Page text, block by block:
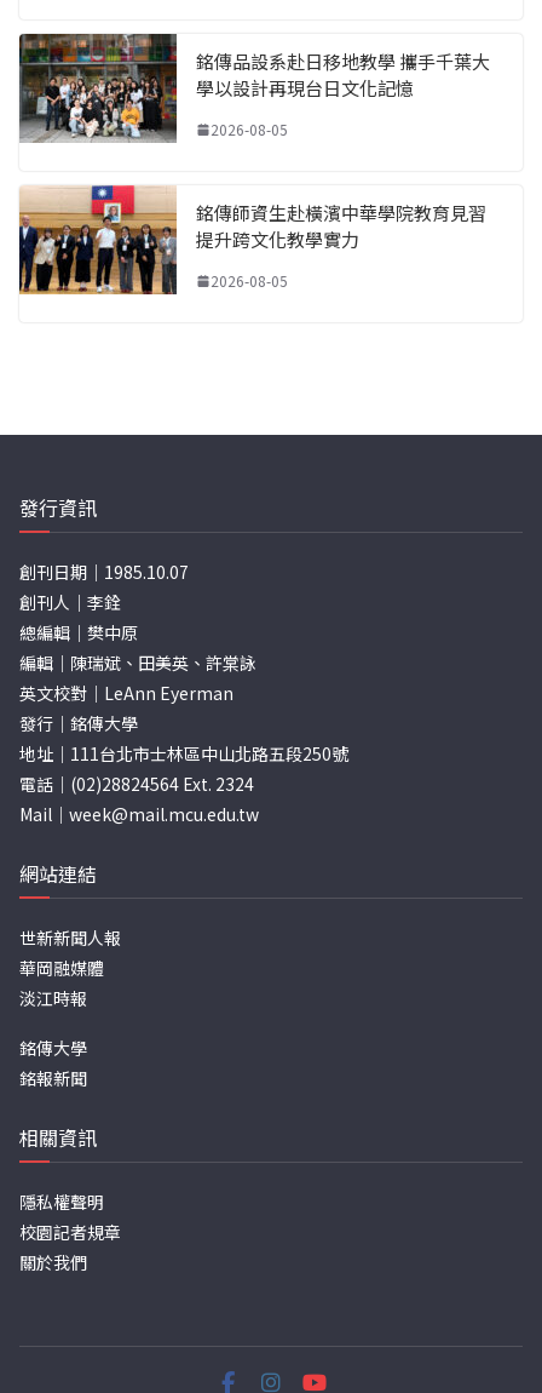
銘傳品設系赴日移地教學 攜手千葉大
學以設計再現台日文化記憶
2026-08-05
銘傳師資生赴橫濱中華學院教育見習
提升跨文化教學實力
2026-08-05
發行資訊
創刊日期｜1985.10.07
創刊人｜李銓
總編輯｜樊中原
編輯｜陳瑞斌、田美英、許棠詠
英文校對｜LeAnn Eyerman
發行｜銘傳大學
地址｜111台北市士林區中山北路五段250號
電話｜(02)28824564 Ext. 2324
Mail｜ week@mail.mcu.edu.tw
網站連結
世新新聞人報
華岡融媒體
淡江時報
銘傳大學
銘報新聞
相關資訊
隱私權聲明
校園記者規章
關於我們